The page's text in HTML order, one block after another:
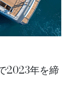
2023年を締